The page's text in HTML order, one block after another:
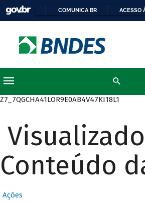
COMUNICA BR ACESSO
Z7_7QGCHA41LOR9E0AB4V47KI18L1
Conteúdo
Ações